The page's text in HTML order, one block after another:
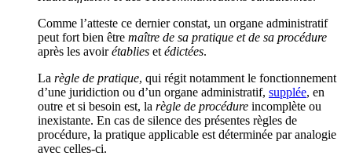
Comme l’atteste ce dernier constat, un organe administratif
peut fort bien être maître de sa pratique et de sa procédure
après les avoirétablies et édictées.
La règle de pratique, qui régit notamment le fonctionnement
d’une juridiction ou d’un organe administratif, supplée, en
outre et si besoin est, la règle de procédure incomplète ou
inexistante. En cas de silence des présentes règles de
procédure, la pratique applicable est déterminée par analogie
avec celles-ci.